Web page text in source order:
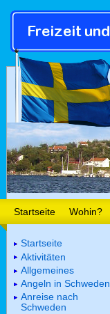
Startseite Wohin?
Startseite
Aktivitäten
Allgemeines
Angeln in Schweden
Anreise nach
Schweden